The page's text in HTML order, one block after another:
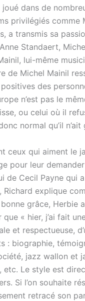
dans de
privilégiés
transmis sa
Standaert,
lui-même
Michel Mainil
des
n’est pas le
ou celui où il
normal qu’il
ceux qui aiment
leur
Cecil Payne qui
explique
grâce,
« hier, j’ai fait
et respectueuse,
: biographie,
jazz wallon
Le style est
Si l’on souhaite
retracé son